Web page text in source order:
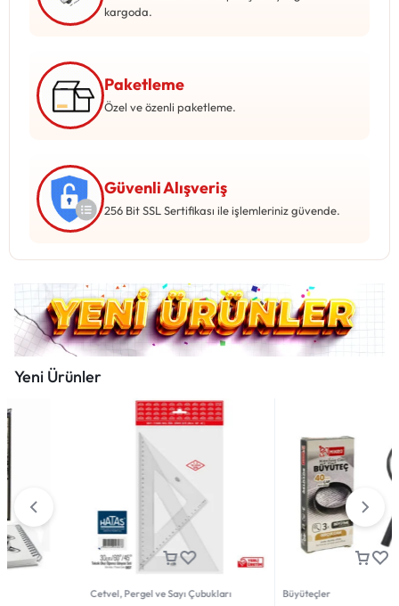
kargoda.
Paketleme
Özel ve özenli paketleme.
Güvenli Alışveriş
256 Bit SSL Sertifikası ile işlemleriniz güvende.
Yeni Ürünler
Cetvel, Pergel ve Sayı Çubukları Büyüteçler